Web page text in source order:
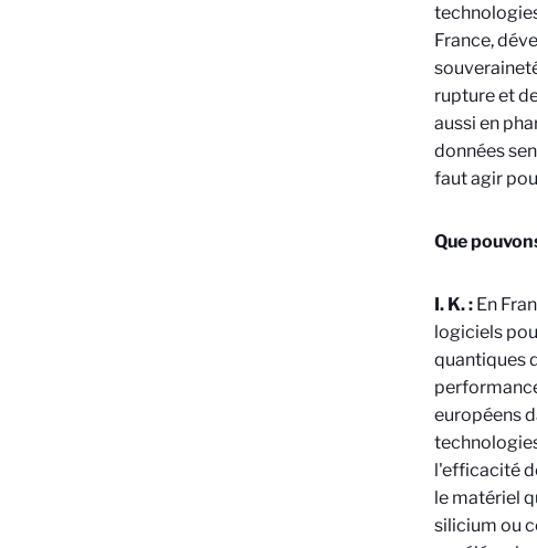
France,
rupture et
aussi en
données
faut agir
Que
I. K. : En
logiciels
quantiques
européens
l'efficacité
le matériel
silicium ou